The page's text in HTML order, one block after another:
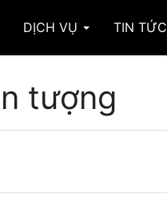
DỊCH VỤ TIN TỨC
tượng